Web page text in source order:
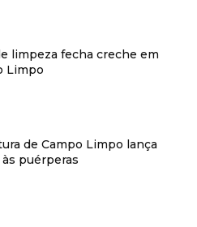
limpeza fecha creche em
Limpo
de Campo Limpo lança
puérperas